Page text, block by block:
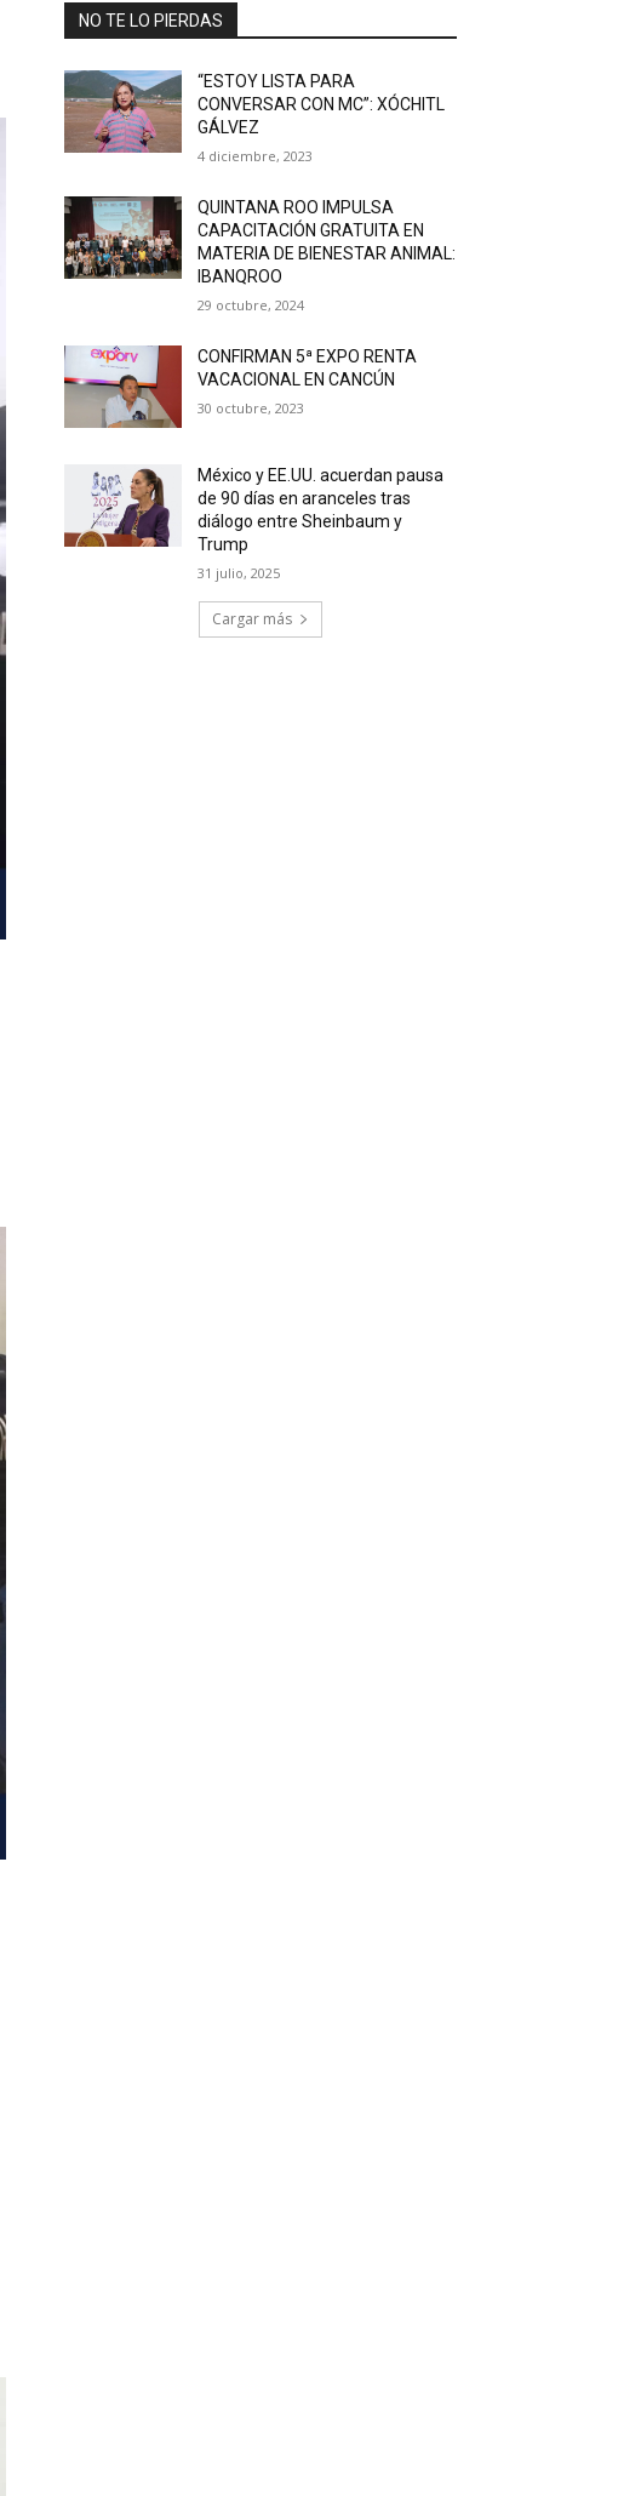
NO TE LO PIERDAS
“ESTOY LISTA PARA
CONVERSAR CON MC”: XÓCHITL
GÁLVEZ
4 diciembre, 2023
QUINTANA ROO IMPULSA
CAPACITACIÓN GRATUITA EN
MATERIA DE BIENESTAR ANIMAL:
IBANQROO
29 octubre, 2024
CONFIRMAN 5ª EXPO RENTA
VACACIONAL EN CANCÚN
30 octubre, 2023
México y EE.UU. acuerdan pausa
de 90 días en aranceles tras
diálogo entre Sheinbaum y
Trump
31 julio, 2025
Cargar más